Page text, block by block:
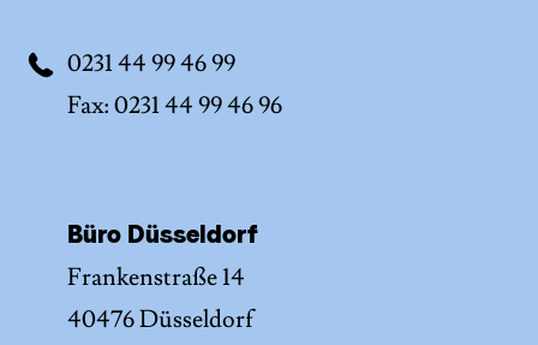
0231 44 99 46 99
Fax: 0231 44 99 46 96
Büro Düsseldorf
Frankenstraße 14
40476 Düsseldorf